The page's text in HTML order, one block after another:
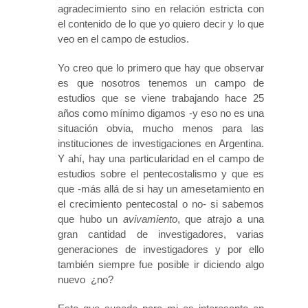
agradecimiento sino en relación estricta con
el contenido de lo que yo quiero decir y lo que
veo en el campo de estudios.
Yo creo que lo primero que hay que observar
es que nosotros tenemos un campo de
estudios que se viene trabajando hace 25
años como mínimo digamos -y eso no es una
situación obvia, mucho menos para las
instituciones de investigaciones en Argentina.
Y ahí, hay una particularidad en el campo de
estudios sobre el pentecostalismo y que es
que -más allá de si hay un amesetamiento en
el crecimiento pentecostal o no- si sabemos
que hubo un avivamiento, que atrajo a una
gran cantidad de investigadores, varias
generaciones de investigadores y por ello
también siempre fue posible ir diciendo algo
nuevo ¿no?